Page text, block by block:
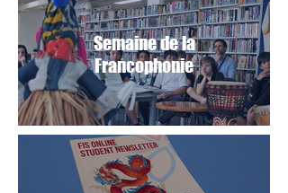
Semaine de la
Francophonie